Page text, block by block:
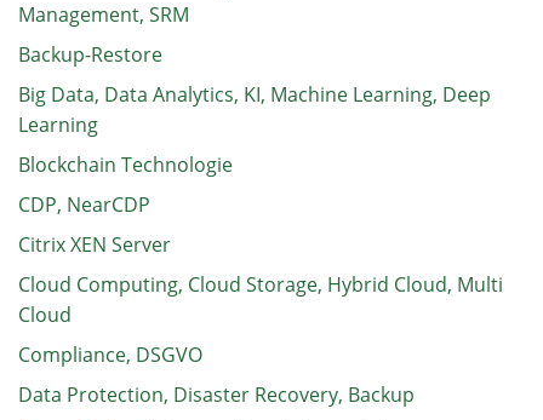
Management, SRM
Backup-Restore
Big Data, Data Analytics, KI, Machine Learning, Deep
Learning
Blockchain Technologie
CDP, NearCDP
Citrix XEN Server
Cloud Computing, Cloud Storage, Hybrid Cloud, Multi
Cloud
Compliance, DSGVO
Data Protection, Disaster Recovery, Backup